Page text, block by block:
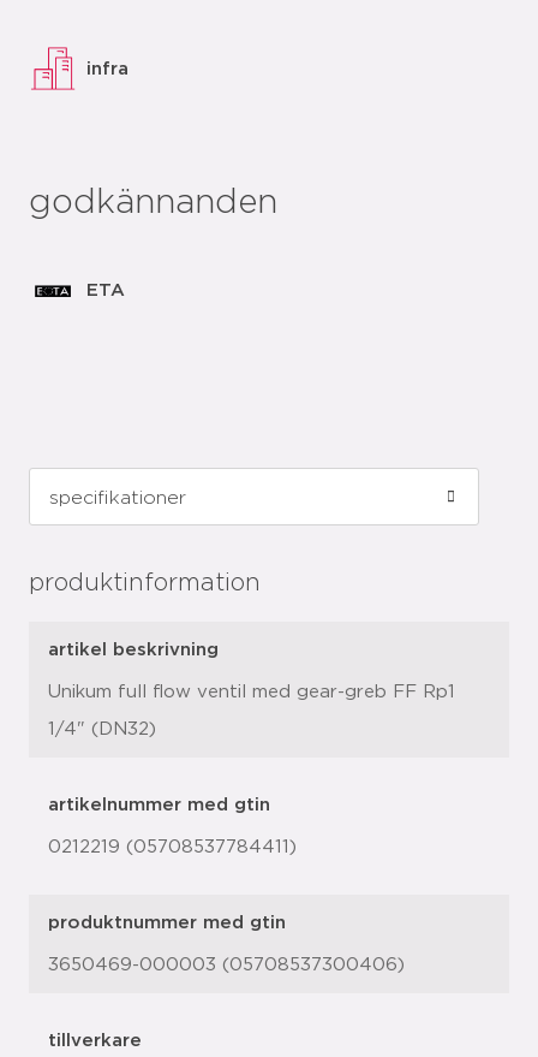
infra
godkännanden
ETA
produktinformation
artikel beskrivning
Unikum full flow ventil med gear-greb FF Rp1
1/4" (DN32)
artikelnummer med gtin
0212219 (05708537784411)
produktnummer med gtin
3650469-000003 (05708537300406)
tillverkare